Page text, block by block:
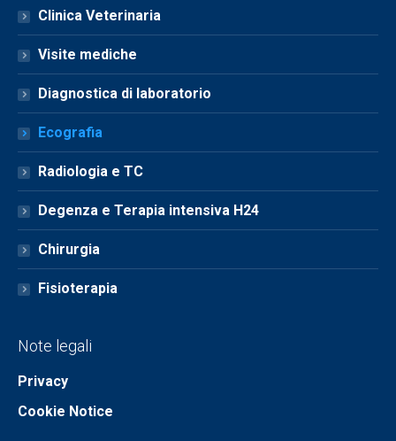
Clinica Veterinaria
Visite mediche
Diagnostica di laboratorio
Ecografia
Radiologia e TC
Degenza e Terapia intensiva H24
Chirurgia
Fisioterapia
Note legali
Privacy
Cookie Notice